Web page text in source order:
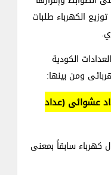
الكهرباء طلبات
الكودية
ومن بينها:
عشوائى (عداد
كهرباء سابقاً بمعنى